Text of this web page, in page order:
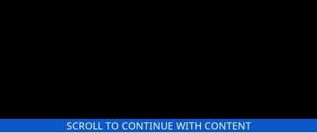
SCROLL TO CONTINUE WITH CONTENT